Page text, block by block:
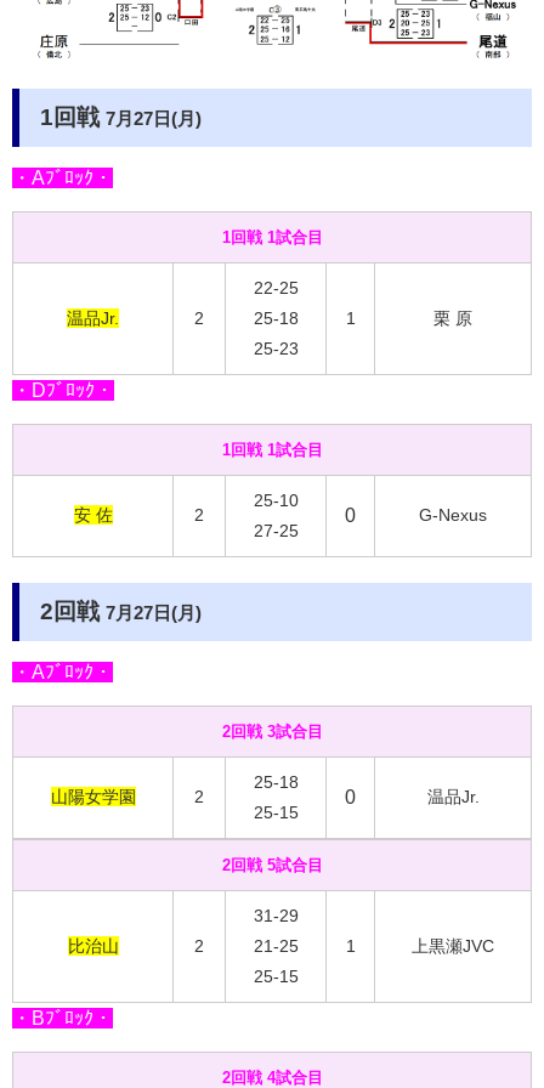
1回戦 7月27日(月)
・Aﾌﾞﾛｯｸ・
1回戦 1試合目
温品Jr. 2
22-25
25-18
25-23
1 栗 原
・Dﾌﾞﾛｯｸ・
1回戦 1試合目
安 佐 2
25-10
27-25
0 G-Nexus
2回戦 7月27日(月)
・Aﾌﾞﾛｯｸ・
2回戦 3試合目
山陽女学園 2
25-18
25-15
0 温品Jr.
2回戦 5試合目
比治山 2
31-29
21-25
25-15
1 上黒瀬JVC
・Bﾌﾞﾛｯｸ・
2回戦 4試合目